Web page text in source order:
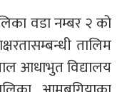
वडा नम्बर २ को
तालिम
आधाभुत विद्यालय